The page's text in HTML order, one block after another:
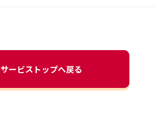
サービストップへ戻る